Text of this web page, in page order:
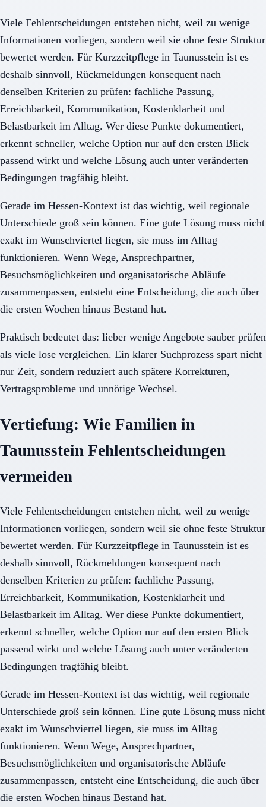
Viele Fehlentscheidungen entstehen nicht, weil zu wenige
Informationen vorliegen, sondern weil sie ohne feste Struktur
bewertet werden. Für Kurzzeitpflege in Taunusstein ist es
deshalb sinnvoll, Rückmeldungen konsequent nach
denselben Kriterien zu prüfen: fachliche Passung,
Erreichbarkeit, Kommunikation, Kostenklarheit und
Belastbarkeit im Alltag. Wer diese Punkte dokumentiert,
erkennt schneller, welche Option nur auf den ersten Blick
passend wirkt und welche Lösung auch unter veränderten
Bedingungen tragfähig bleibt.
Gerade im Hessen-Kontext ist das wichtig, weil regionale
Unterschiede groß sein können. Eine gute Lösung muss nicht
exakt im Wunschviertel liegen, sie muss im Alltag
funktionieren. Wenn Wege, Ansprechpartner,
Besuchsmöglichkeiten und organisatorische Abläufe
zusammenpassen, entsteht eine Entscheidung, die auch über
die ersten Wochen hinaus Bestand hat.
Praktisch bedeutet das: lieber wenige Angebote sauber prüfen
als viele lose vergleichen. Ein klarer Suchprozess spart nicht
nur Zeit, sondern reduziert auch spätere Korrekturen,
Vertragsprobleme und unnötige Wechsel.
Vertiefung: Wie Familien in
Taunusstein Fehlentscheidungen
vermeiden
Viele Fehlentscheidungen entstehen nicht, weil zu wenige
Informationen vorliegen, sondern weil sie ohne feste Struktur
bewertet werden. Für Kurzzeitpflege in Taunusstein ist es
deshalb sinnvoll, Rückmeldungen konsequent nach
denselben Kriterien zu prüfen: fachliche Passung,
Erreichbarkeit, Kommunikation, Kostenklarheit und
Belastbarkeit im Alltag. Wer diese Punkte dokumentiert,
erkennt schneller, welche Option nur auf den ersten Blick
passend wirkt und welche Lösung auch unter veränderten
Bedingungen tragfähig bleibt.
Gerade im Hessen-Kontext ist das wichtig, weil regionale
Unterschiede groß sein können. Eine gute Lösung muss nicht
exakt im Wunschviertel liegen, sie muss im Alltag
funktionieren. Wenn Wege, Ansprechpartner,
Besuchsmöglichkeiten und organisatorische Abläufe
zusammenpassen, entsteht eine Entscheidung, die auch über
die ersten Wochen hinaus Bestand hat.